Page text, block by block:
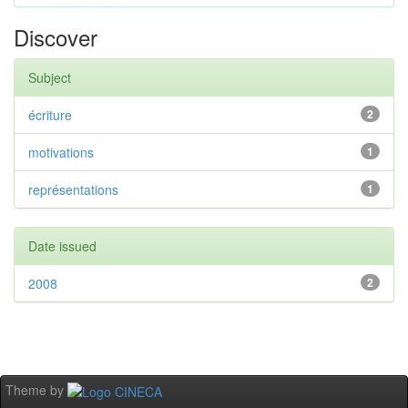
Discover
Subject
2
écriture
1
motivations
1
représentations
Date issued
2
2008
Theme by